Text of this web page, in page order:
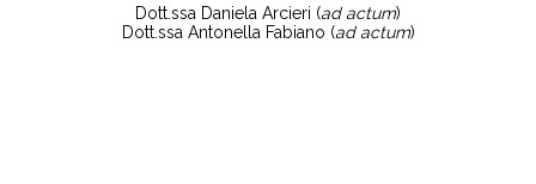
Dott.ssa Daniela Arcieri (ad actum)
Dott.ssa Antonella Fabiano (ad actum)